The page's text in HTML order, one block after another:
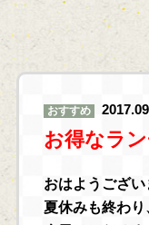
おすすめ
お得なラ
おはようござ
夏休みも終わ